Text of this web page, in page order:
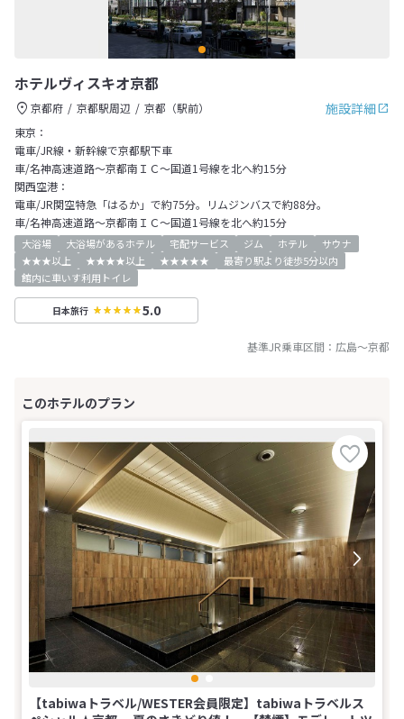
ホテルヴィスキオ京都
施設詳細
京都府 京都駅周辺
京都（駅前）
東京：
電車/JR線・新幹線で京都駅下車
車/名神高速道路～京都南ＩＣ～国道1号線を北へ約15分
関西空港：
電車/JR関空特急「はるか」で約75分。リムジンバスで約88分。
車/名神高速道路～京都南ＩＣ～国道1号線を北へ約15分
大浴場 大浴場があるホテル 宅配サービス ジム ホテル
サウナ
★★★以上
★★★★以上 ★★★★★
最寄り駅より徒歩5分以内
館内に車いす利用トイレ
日本旅行 5.0
基準JR乗車区間： 広島～京都
【tabiwaトラベル/WESTER会員限定】tabiwaトラベルス